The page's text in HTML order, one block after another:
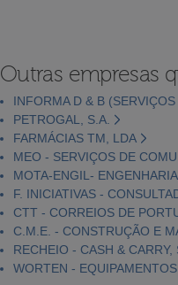
Outras empresas
INFORMA D & B
PETROGAL, S.A.
FARMÁCIAS TM, LDA
MEO - SERVIÇOS DE
MOTA-ENGIL-
F. INICIATIVAS -
CTT - CORREIOS DE
C.M.E. - CONSTRUÇÃO E
RECHEIO - CASH & CARRY,
WORTEN -